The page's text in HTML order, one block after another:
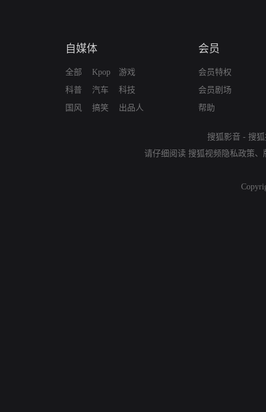
自媒体
全部
科普
国风
Kpop
汽车
搞笑
游戏
科技
出品人
会员
会员特权
会员剧场
帮助
搜狐影音 - 搜
请仔细阅读 搜狐视频隐私政策、